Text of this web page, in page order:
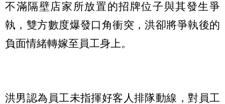
不滿隔壁店家所放置的招牌位子與其發生爭
執，雙方數度爆發口角衝突，洪卻將爭執後的
負面情緒轉嫁至員工身上。
洪男認為員工未指揮好客人排隊動線，對員工